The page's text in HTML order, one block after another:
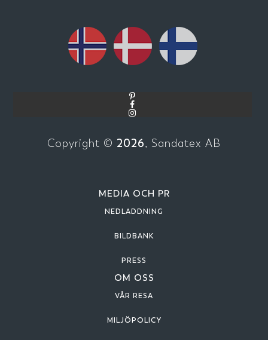
Copyright © 2026, Sandatex AB
MEDIA OCH PR
NEDLADDNING
BILDBANK
PRESS
OM OSS
VÅR RESA
MILJÖPOLICY